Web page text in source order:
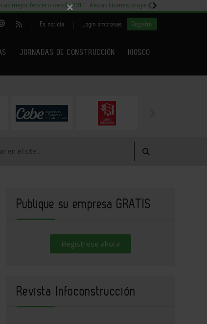
mejor febrero desde 2011 Aedas Homes proyecto Fiora
Es noticia Login empresas Registro
JORNADAS DE CONSTRUCCIÓN KIOSCO
Publique su empresa GRATIS
Regístrese ahora
Revista Infoconstrucción
×